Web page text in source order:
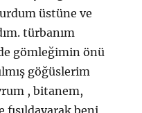
üstüne ve
türbanım
gömleğimin önü
göğüslerim
, bitanem,
fısıldayarak beni